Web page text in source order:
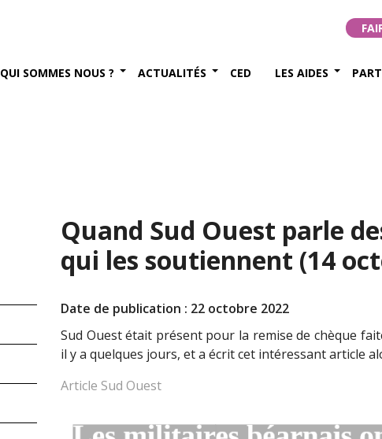
QUI SOMMES NOUS ? ACTUALITÉS CED LES AIDES
Quand Sud Ouest parle
qui les soutiennent (14
Date de publication : 22 octobre 2022
Sud Ouest était présent pour la remise de chèque
il y a quelques jours, et a écrit cet intéressant article
Article Sud Ouest